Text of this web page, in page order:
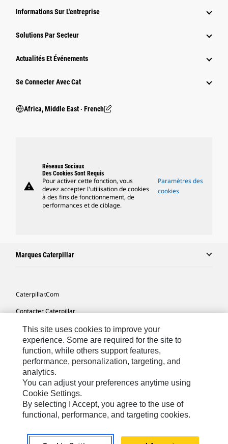
Informations Sur L'entreprise
Solutions Par Secteur
Actualités Et Événements
Se Connecter Avec Cat
Africa, Middle East ‧ French
warning
Réseaux Sociaux
Des Cookies Sont Requis
Pour activer cette fonction, vous
devez accepter l'utilisation de cookies
à des fins de fonctionnement, de
performances et de ciblage.
Paramètres des
cookies
Marques Caterpillar
Caterpillar.com
Contacter Caterpillar
Mes Préférences Marketing
Plan Du Site
Cookie Settings
Mentions Légales
Confidentialité
Africa, Middle East-French© 2026 Caterpillar. Tous droits réservés
This site uses cookies to improve your
experience. Some are required for the site to
function, while others support features,
performance, personalization, targeting, and
analytics.
You can adjust your preferences anytime using
Cookie Settings.
By selecting I Accept, you agree to the use of
functional, performance, and targeting cookies.